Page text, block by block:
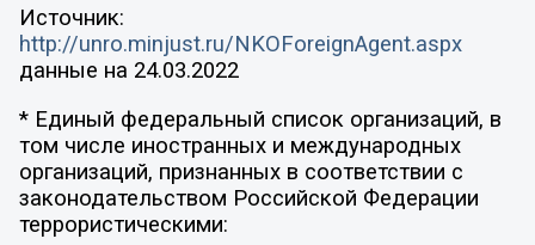
Источник:
http://unro.minjust.ru/NKOForeignAgent.aspx
данные на 24.03.2022
* Единый федеральный список организаций, в
том числе иностранных и международных
организаций, признанных в соответствии с
законодательством Российской Федерации
террористическими: